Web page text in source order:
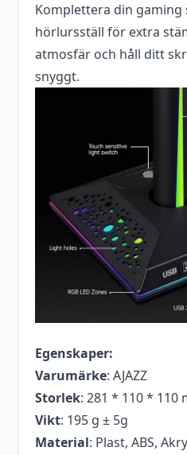
Komplettera din gaming
hörlursställ för extra
atmosfär och håll ditt
snyggt.
Egenskaper:
Varumärke: AJAZZ
Storlek: 281 * 110 * 110
Vikt: 195 g ± 5g
Material: Plast, ABS,